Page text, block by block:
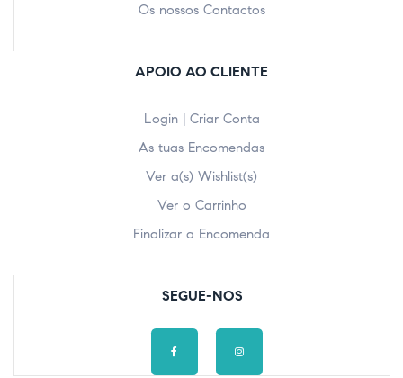
Os nossos Contactos
APOIO AO CLIENTE
Login | Criar Conta
As tuas Encomendas
Ver a(s) Wishlist(s)
Ver o Carrinho
Finalizar a Encomenda
SEGUE-NOS